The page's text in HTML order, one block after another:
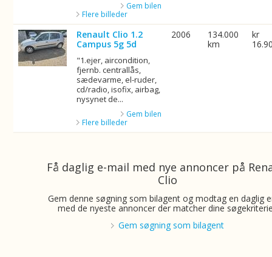
Gem bilen
Flere billeder
Renault Clio 1.2
Campus 5g 5d
"1.ejer, aircondition,
fjernb. centrallås,
sædevarme, el-ruder,
cd/radio, isofix, airbag,
nysynet de...
Gem bilen
Flere billeder
2006
134.000
km
kr
Få daglig e-mail med nye annoncer på
Clio
Gem denne søgning som bilagent og modtag en daglig
med de nyeste annoncer der matcher dine
Gem søgning som bilagent